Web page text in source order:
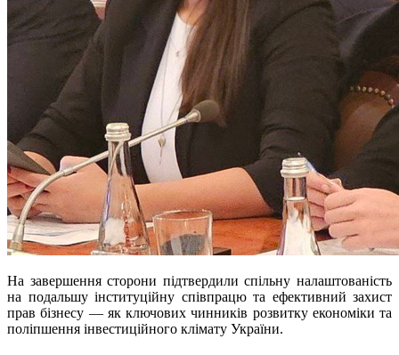
На завершення сторони підтвердили спільну налаштованість
на подальшу інституційну співпрацю та ефективний захист
прав бізнесу — як ключових чинників розвитку економіки та
поліпшення інвестиційного клімату України.